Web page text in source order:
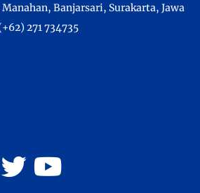
Manahan, Banjarsari, Surakarta, Jawa
271 734735